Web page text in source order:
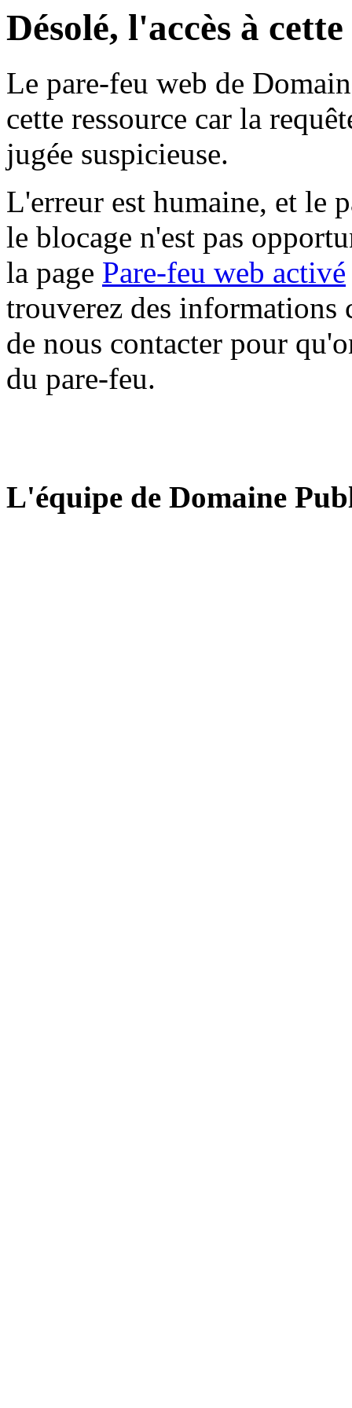
Désolé, l'accès à
Le pare-feu web de
cette ressource car la
jugée suspicieuse.
L'erreur est humaine, et le
le blocage n'est pas
la page Pare-feu web activé
trouverez des informations
de nous contacter pour
du pare-feu.
L'équipe de Domaine